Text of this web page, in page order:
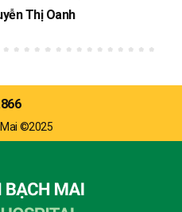
Thị Oanh
Mai ©2025